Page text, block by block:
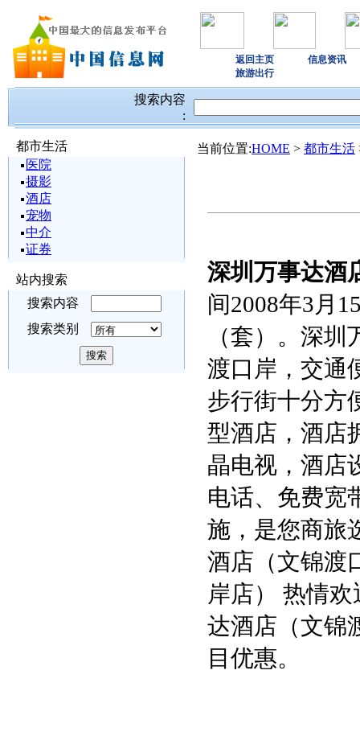
返回主页
信息资讯
旅游出行
搜索内容
:
都市生活
医院
摄影
酒店
宠物
中介
证券
站内搜索
搜索内容
搜索类别
当前位置:HOME > 都市生活
深圳万事达酒
间2008年3月
（套）。深
渡口岸，交通
步行街十分方
型酒店，酒店
晶电视，酒店
电话、免费宽
施，是您商旅
酒店（文锦渡
岸店） 热情
达酒店（文锦
目优惠。